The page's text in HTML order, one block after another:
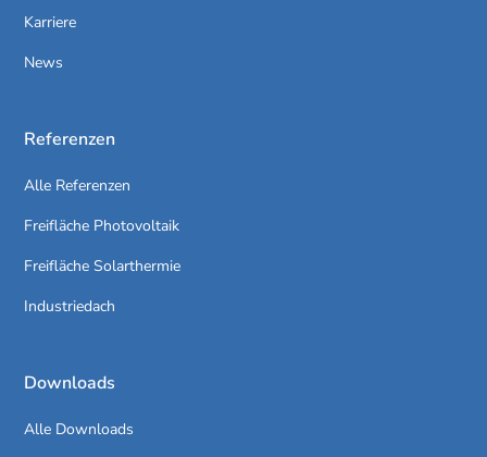
Karriere
News
Referenzen
Alle Referenzen
Freifläche Photovoltaik
Freifläche Solarthermie
Industriedach
Downloads
Alle Downloads